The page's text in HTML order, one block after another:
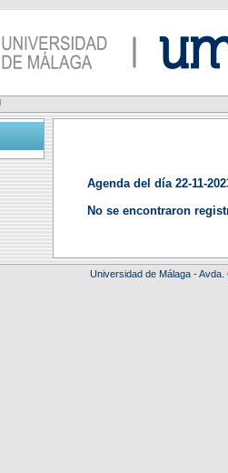
Agenda del día 22-11-
No se encontraron
Universidad de Málaga -